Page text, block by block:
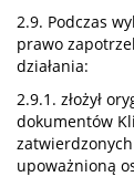
2.9. Podczas
prawo
działania:
2.9.1. złożył
dokumentów
upoważnioną